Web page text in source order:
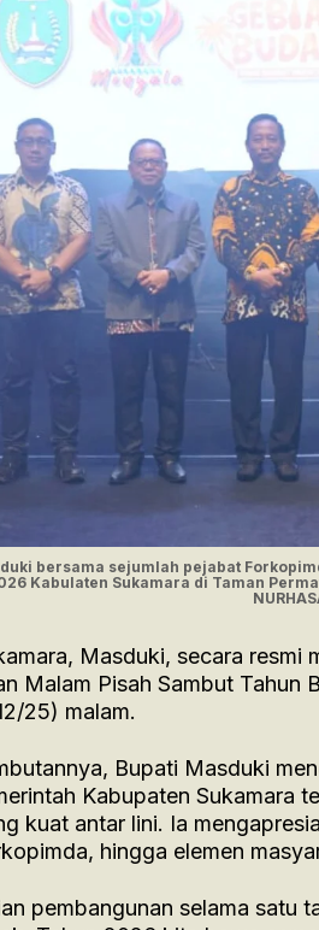
bersama sejumlah pejabat
Kabulaten Sukamara di Taman
Masduki, secara resmi
Malam Pisah Sambut Tahun
25) malam.
Bupati Masduki
Kabupaten Sukamara
kuat antar lini. Ia
hingga elemen
pembangunan selama satu